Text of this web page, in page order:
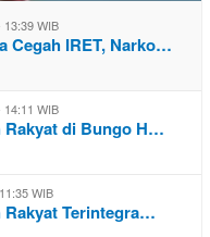
13:39 WIB
Cegah IRET, Narko…
14:11 WIB
Rakyat di Bungo H…
WIB
Rakyat Terintegra…